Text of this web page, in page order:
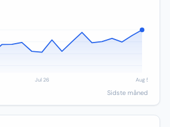
Sidste måned